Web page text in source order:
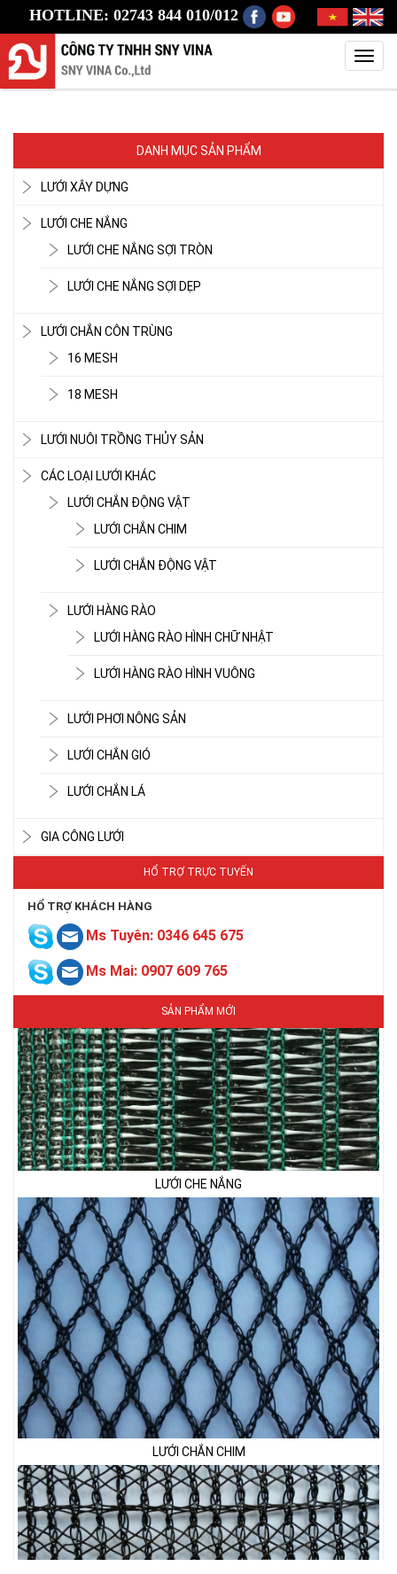
HOTLINE: 02743 844 010/012
DANH MỤC SẢN PHẨM
LƯỚI XÂY DỰNG
LƯỚI CHE NẮNG
LƯỚI CHE NẮNG SỢI TRÒN
LƯỚI CHE NẮNG SỢI DẸP
LƯỚI CHẮN CÔN TRÙNG
16 MESH
18 MESH
LƯỚI NUÔI TRỒNG THỦY SẢN
CÁC LOẠI LƯỚI KHÁC
LƯỚI CHẮN ĐỘNG VẬT
LƯỚI CHẮN CHIM
LƯỚI CHẮN ĐỘNG VẬT
LƯỚI HÀNG RÀO
LƯỚI HÀNG RÀO HÌNH CHỮ NHẬT
LƯỚI HÀNG RÀO HÌNH VUÔNG
LƯỚI PHƠI NÔNG SẢN
LƯỚI CHẮN GIÓ
LƯỚI CHẮN LÁ
GIA CÔNG LƯỚI
HỔ TRỢ TRỰC TUYẾN
HỔ TRỢ KHÁCH HÀNG
Ms Tuyên: 0346 645 675
Ms Mai: 0907 609 765
SẢN PHẨM MỚI
LƯỚI CHE NẮNG
LƯỚI CHE NẮNG
LƯỚI CHẮN CHIM